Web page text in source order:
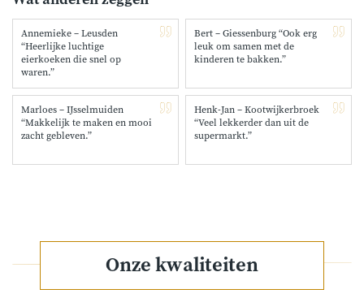
Annemieke – Leusden
“Heerlijke luchtige
eierkoeken die snel op
waren.”
Bert – Giessenburg “Ook erg
leuk om samen met de
kinderen te bakken.”
Marloes – IJsselmuiden
“Makkelijk te maken en mooi
zacht gebleven.”
Henk-Jan – Kootwijkerbroek
“Veel lekkerder dan uit de
supermarkt.”
Onze kwaliteiten